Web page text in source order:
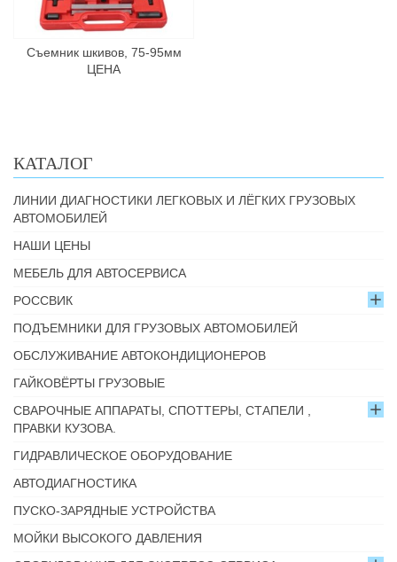
Съемник шкивов, 75-95мм
ЦЕНА
КАТАЛОГ
ЛИНИИ ДИАГНОСТИКИ ЛЕГКОВЫХ И ЛЁГКИХ ГРУЗОВЫХ
АВТОМОБИЛЕЙ
НАШИ ЦЕНЫ
МЕБЕЛЬ ДЛЯ АВТОСЕРВИСА
РОССВИК
ПОДЪЕМНИКИ ДЛЯ ГРУЗОВЫХ АВТОМОБИЛЕЙ
ОБСЛУЖИВАНИЕ АВТОКОНДИЦИОНЕРОВ
ГАЙКОВЁРТЫ ГРУЗОВЫЕ
СВАРОЧНЫЕ АППАРАТЫ, СПОТТЕРЫ, СТАПЕЛИ ,
ПРАВКИ КУЗОВА.
ГИДРАВЛИЧЕСКОЕ ОБОРУДОВАНИЕ
АВТОДИАГНОСТИКА
ПУСКО-ЗАРЯДНЫЕ УСТРОЙСТВА
МОЙКИ ВЫСОКОГО ДАВЛЕНИЯ